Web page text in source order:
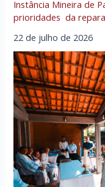
Instância Mineira de
prioridades da
22 de julho de 2026